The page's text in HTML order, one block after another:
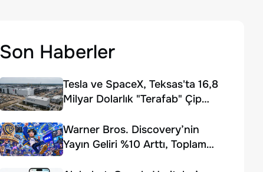
Son Haberler
Tesla ve SpaceX, Teksas'ta 16,8
Milyar Dolarlık "Terafab" Çip
Warner Bros. Discovery’nin
Yayın Geliri %10 Arttı, Toplam